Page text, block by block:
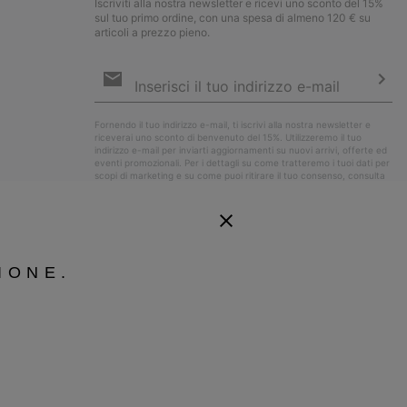
Iscriviti alla nostra newsletter e ricevi uno sconto del 15%
sul tuo primo ordine, con una spesa di almeno 120 € su
articoli a prezzo pieno.
e-
Fornendo il tuo indirizzo e-mail, ti iscrivi alla nostra newsletter e
riceverai uno sconto di benvenuto del 15%. Utilizzeremo il tuo
indirizzo e-mail per inviarti aggiornamenti su nuovi arrivi, offerte ed
eventi promozionali. Per i dettagli su come tratteremo i tuoi dati per
scopi di marketing e su come puoi ritirare il tuo consenso, consulta